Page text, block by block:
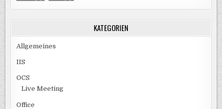
KATEGORIEN
Allgemeines
IIS
OCS
Live Meeting
Office